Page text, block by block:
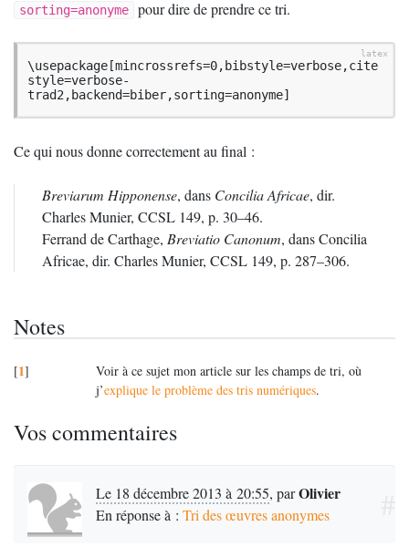
sorting=anonyme pour dire de prendre ce tri.
\usepackage[mincrossrefs=0,bibstyle=verbose,cite
style=verbose-
trad2,backend=biber,sorting=anonyme]
Ce qui nous donne correctement au final :
Breviarum Hipponense, dans Concilia Africae, dir.
Charles Munier, CCSL 149, p. 30–46.
Ferrand de Carthage, Breviatio Canonum, dans Concilia
Africae, dir. Charles Munier, CCSL 149, p. 287–306.
Notes
[1]
Voir à ce sujet mon article sur les champs de tri, où
j’explique le problème des tris numériques.
Vos commentaires
Le 18 décembre 2013 à 20:55, parOlivier
En réponse à : Tri des œuvres anonymes